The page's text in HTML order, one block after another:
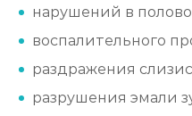
нарушений в
воспалительного
раздражения
разрушения эмали